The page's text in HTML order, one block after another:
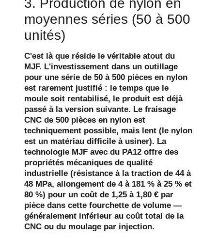
3. Production de nylon en
moyennes séries (50 à 500
unités)
C'est là que réside le véritable atout du
MJF. L'investissement dans un outillage
pour une série de 50 à 500 pièces en nylon
est rarement justifié : le temps que le
moule soit rentabilisé, le produit est déjà
passé à la version suivante. Le fraisage
CNC de 500 pièces en nylon est
techniquement possible, mais lent (le nylon
est un matériau difficile à usiner). La
technologie MJF avec du PA12 offre des
propriétés mécaniques de qualité
industrielle (résistance à la traction de 44 à
48 MPa, allongement de 4 à 181 % à 25 % et
80 %) pour un coût de 1,25 à 1,80 € par
pièce dans cette fourchette de volume —
généralement inférieur au coût total de la
CNC ou du moulage par injection.